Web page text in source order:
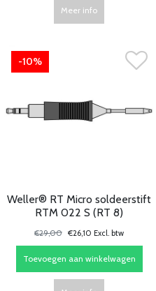
Meer info
-10%
Weller® RT Micro soldeerstift
RTM 022 S (RT 8)
€29,00 €26,10 Excl. btw
Toevoegen aan winkelwagen